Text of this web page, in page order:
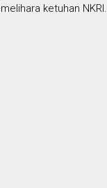
ketuhan NKRI.